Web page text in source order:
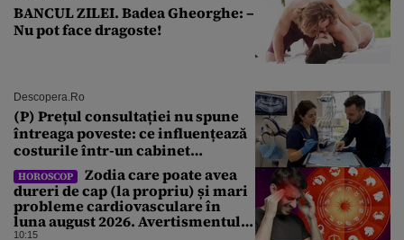
BANCUL ZILEI. Badea Gheorghe: –
Nu pot face dragoste!
Descopera.ro
(P) Prețul consultației nu spune
întreaga poveste: ce influențează
costurile într-un cabinet
stomatologic din București
HOROSCOP
Zodia care poate avea
dureri de cap (la propriu) și mari
probleme cardiovasculare în
luna august 2026. Avertismentul
10:15